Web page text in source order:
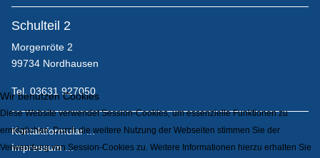
IServ, Untis und Thüringer Schulcloud (Anmeldung,
Schulteil 2
Morgenröte 2
99734 Nordhausen
Tel. 03631 927050
Kontaktformular ...
Impressum ...
Wir benutzen Cookies
Diese Website verwendet Session-Cookies, um essenzielle Funktionen zu
ermöglichen. Durch die weitere Nutzung der Webseiten stimmen Sie der
Verwendung von Session-Cookies zu. Weitere Informationen hierzu erhalten Sie